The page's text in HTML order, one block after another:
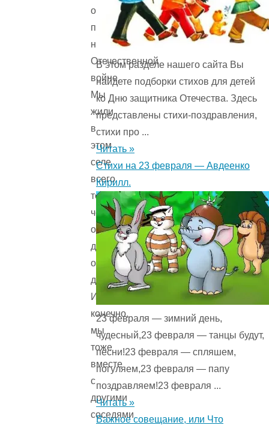
отец
погиб
на
Отечественной
войне.
Мы
жили
в
этом
селе
всего
только
через
один
дом
от
детей.
И,
конечно,
мы
тоже
вместе
с
другими
соседями
В этом разделе нашего сайта Вы
найдете подборки стихов для детей
ко Дню защитника Отечества. Здесь
представлены стихи-поздравления,
стихи про ...
Читать »
Стихи на 23 февраля — Авдеенко
Кирилл.
23 февраля — зимний день,
чудесный,23 февраля — танцы будут,
песни!23 февраля — спляшем,
погуляем,23 февраля — папу
поздравляем!23 февраля ...
Читать »
Важное совещание, или Что